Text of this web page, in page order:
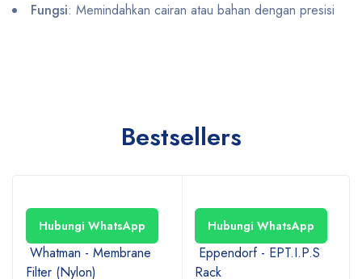
Fungsi: Memindahkan cairan atau bahan dengan presisi
Bestsellers
Hubungi WhatsApp
Whatman - Membrane
Filter (Nylon)
Hubungi WhatsApp
Eppendorf - EPT.I.P.S
Rack